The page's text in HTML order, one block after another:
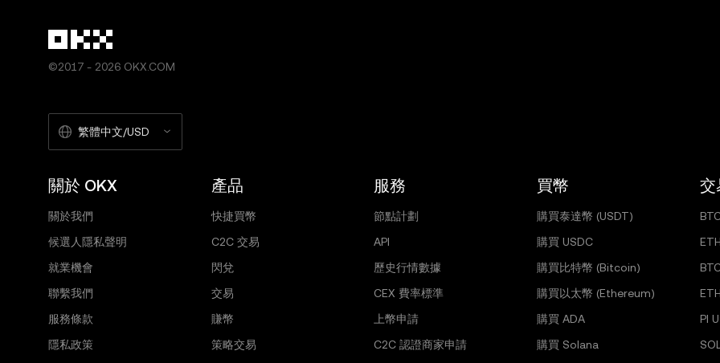
©2017 - 2026 OKX.COM
繁體中文/USD
關於 OKX
關於我們
候選人隱私聲明
就業機會
聯繫我們
服務條款
隱私政策
產品
快捷買幣
C2C 交易
閃兌
交易
賺幣
策略交易
服務
節點計劃
API
歷史行情數據
CEX 費率標準
上幣申請
C2C 認證商家申請
買幣
購買泰達幣 (USDT)
購買 USDC
購買比特幣 (Bitcoin)
購買以太幣 (Ethereum)
購買 ADA
購買 Solana
交
PI